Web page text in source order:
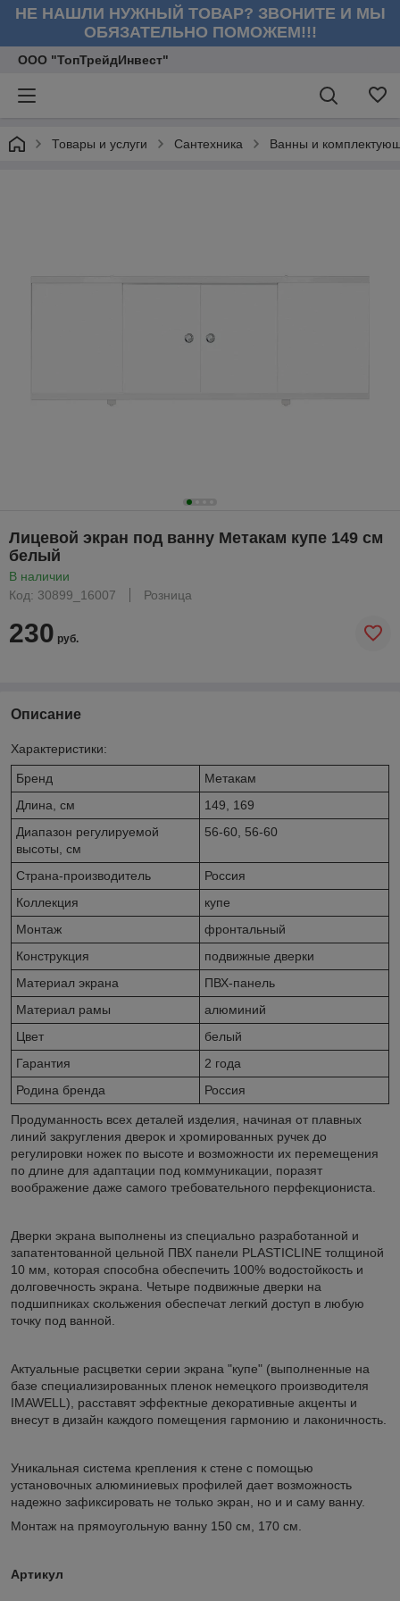
НЕ НАШЛИ НУЖНЫЙ ТОВАР? ЗВОНИТЕ И МЫ
ОБЯЗАТЕЛЬНО ПОМОЖЕМ!!!
ООО "ТопТрейдИнвест"
Товары и услуги Сантехника Ванны и
Лицевой экран под ванну Метакам купе 149 см
белый
В наличии
Код: 30899_16007
Розница
230 руб.
Описание
Характеристики:
Бренд
Метакам
Длина, см
149, 169
Диапазон регулируемой
высоты, см
56-60, 56-60
Страна-производитель
Россия
Коллекция
купе
Монтаж
фронтальный
Конструкция
подвижные дверки
Материал экрана
ПВХ-панель
Материал рамы
алюминий
Цвет
белый
Гарантия
2 года
Родина бренда
Россия
Продуманность всех деталей изделия, начиная от плавных
линий закругления дверок и хромированных ручек до
регулировки ножек по высоте и возможности их перемещения
по длине для адаптации под коммуникации, поразят
воображение даже самого требовательного перфекциониста.
Дверки экрана выполнены из специально разработанной и
запатентованной цельной ПВХ панели PLASTICLINE толщиной
10 мм, которая способна обеспечить 100% водостойкость и
долговечность экрана. Четыре подвижные дверки на
подшипниках скольжения обеспечат легкий доступ в любую
точку под ванной.
Актуальные расцветки серии экрана "купе" (выполненные на
базе специализированных пленок немецкого производителя
IMAWELL), расставят эффектные декоративные акценты и
внесут в дизайн каждого помещения гармонию и лаконичность.
Уникальная система крепления к стене с помощью
установочных алюминиевых профилей дает возможность
надежно зафиксировать не только экран, но и и саму ванну.
Монтаж на прямоугольную ванну 150 см, 170 см.
Артикул